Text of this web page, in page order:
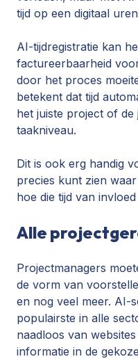
tijd op een digitaal
AI-tijdregistratie kan
factureerbaarheid
door het proces
betekent dat tijd
het juiste project of
taakniveau.
Dit is ook erg handig
precies kunt zien
hoe die tijd van
Alle
Projectmanagers
de vorm van
en nog veel meer. AI-
populairste in alle
naadloos van
informatie in de